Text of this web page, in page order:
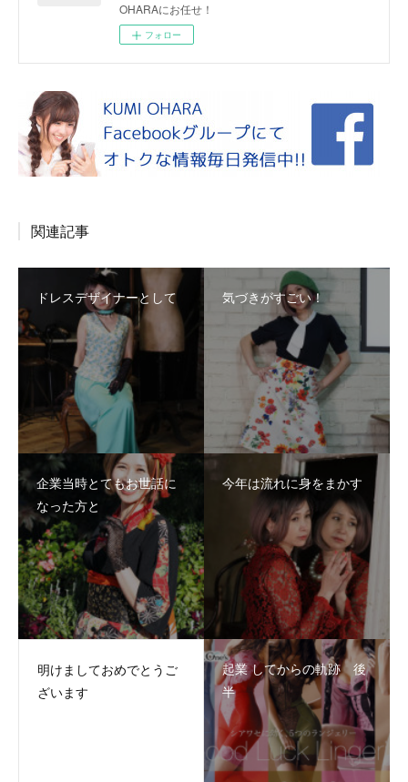
OHARAにお任せ！
フォロー
関連記事
ドレスデザイナーとして 気づきがすごい！
企業当時とてもお世話に
なった方と
今年は流れに身をまかす
明けましておめでとうご
ざいます
起業 してからの軌跡 後
半